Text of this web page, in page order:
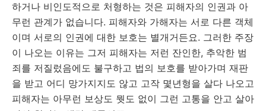
하거나 비인도적으로 처형하는 것은 피해자의 인권과 아
무런 관계가 없습니다. 피해자와 가해자는 서로 다른 객체
이며 서로의 인권에 대한 보호는 별개거든요. 그러한 주장
이 나오는 이유는 그저 피해자는 저런 잔인한, 추악한 범
죄를 저질렀음에도 불구하고 법의 보호를 받아가며 재판
을 받고 어디 망가지지도 않고 고작 몇년형을 살다 나오고
피해자는 아무런 보상도 뭣도 없이 그런 고통을 안고 살아